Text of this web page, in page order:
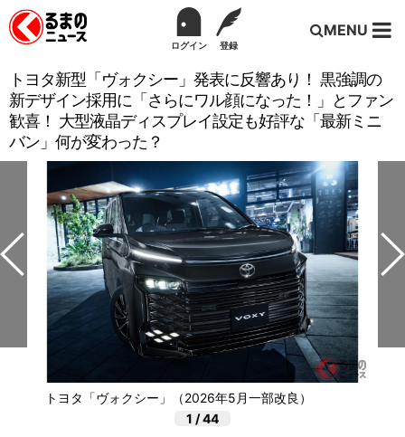
ログイン 登録
MENU
トヨタ新型「ヴォクシー」発表に反響あり！ 黒強調の
新デザイン採用に「さらにワル顔になった！」とファン
歓喜！ 大型液晶ディスプレイ設定も好評な「最新ミニ
バン」何が変わった？
トヨタ「ヴォクシー」（2026年5月一部改良）
1 /44